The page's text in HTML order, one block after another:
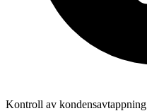
Kontroll av kondensavtappning